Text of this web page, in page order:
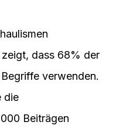
dass 68% der
verwenden.
die
Beiträgen